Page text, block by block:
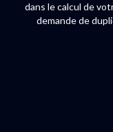
dans le calcul de
demande de